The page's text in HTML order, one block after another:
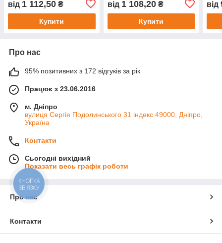
від 1 112,50 ₴
Купити
від 1 108,20₴
Купити
від
Про нас
95% позитивних з 172 відгуків за рік
Працює з 23.06.2016
м. Дніпро
вулиця Сергія Подолинського 31 індекс 49000, Дніпро,
Україна
Контакти
Сьогодні вихідний
Показати весь графік роботи
Про нас
Контакти
КНОПКА
ЗВ'ЯЗКУ